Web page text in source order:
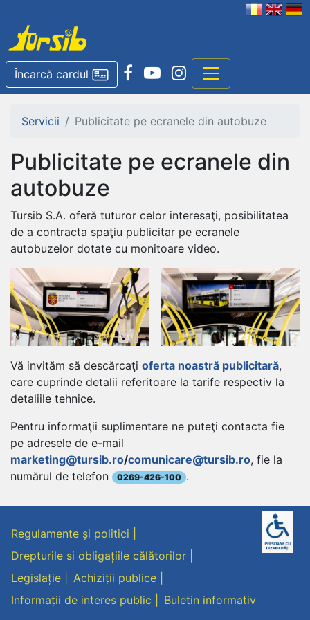
Încarcă cardul
Servicii Publicitate pe ecranele din autobuze
Publicitate pe ecranele din
autobuze
Tursib S.A. oferă tuturor celor interesaţi, posibilitatea
de a contracta spaţiu publicitar pe ecranele
autobuzelor dotate cu monitoare video.
Vă invităm să descărcaţi oferta noastră publicitară,
care cuprinde detalii referitoare la tarife respectiv la
detaliile tehnice.
Pentru informaţii suplimentare ne puteţi contacta fie
pe adresele de e-mail
marketing@tursib.ro/comunicare@tursib.ro, fie la
numărul de telefon
0269-426-100 .
Regulamente și politici
Drepturile si obligațiile călătorilor
Legislație
Achiziții publice
Informații de interes public
Buletin informativ